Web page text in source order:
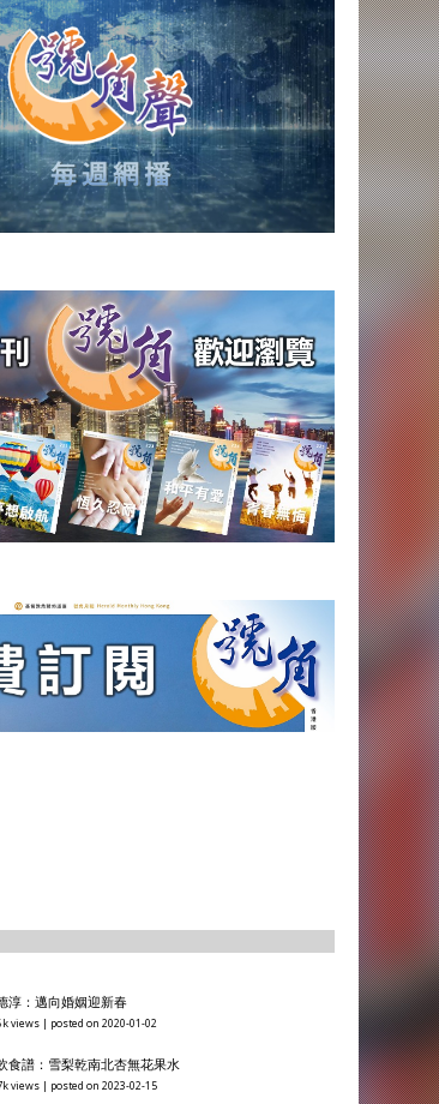
淳：邁向婚姻迎新春
views posted on 2020-01-02
食譜：雪梨乾南北杏無花果水
views posted on 2023-02-15